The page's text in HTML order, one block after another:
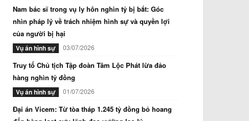
Nam bác sĩ trong vụ ly hôn nghìn tỷ bị bắt: Góc
nhìn pháp lý về trách nhiệm hình sự và quyền lợi
của người bị hại
Vụ án hình sự 03/07/2026
Truy tố Chủ tịch Tập đoàn Tâm Lộc Phát lừa đảo
hàng nghìn tỷ đồng
Vụ án hình sự 01/07/2026
Đại án Vicem: Từ tòa tháp 1.245 tỷ đồng bỏ hoang